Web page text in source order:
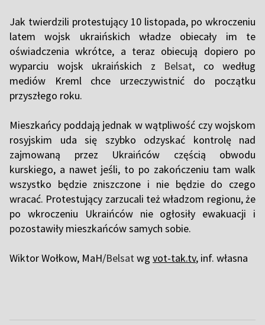
Jak twierdzili protestujący 10 listopada, po wkroczeniu
latem wojsk ukraińskich władze obiecały im te
oświadczenia wkrótce, a teraz obiecują dopiero po
wyparciu wojsk ukraińskich z Belsat, co według
mediów Kreml chce urzeczywistnić do początku
przyszłego roku.
Mieszkańcy poddają jednak w wątpliwość czy wojskom
rosyjskim uda się szybko odzyskać kontrolę nad
zajmowaną przez Ukraińców częścią obwodu
kurskiego, a nawet jeśli, to po zakończeniu tam walk
wszystko będzie zniszczone i nie będzie do czego
wracać. Protestujący zarzucali też władzom regionu, że
po wkroczeniu Ukraińców nie ogłosiły ewakuacji i
pozostawiły mieszkańców samych sobie.
Wiktor Wołkow, MaH/Belsatwg vot-tak.tv, inf. własna